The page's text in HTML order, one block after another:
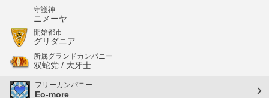
守護神
ニメーヤ
開始都市
グリダニア
所属グランドカンパニー
双蛇党 / 大牙士
フリーカンパニー
Eo-more